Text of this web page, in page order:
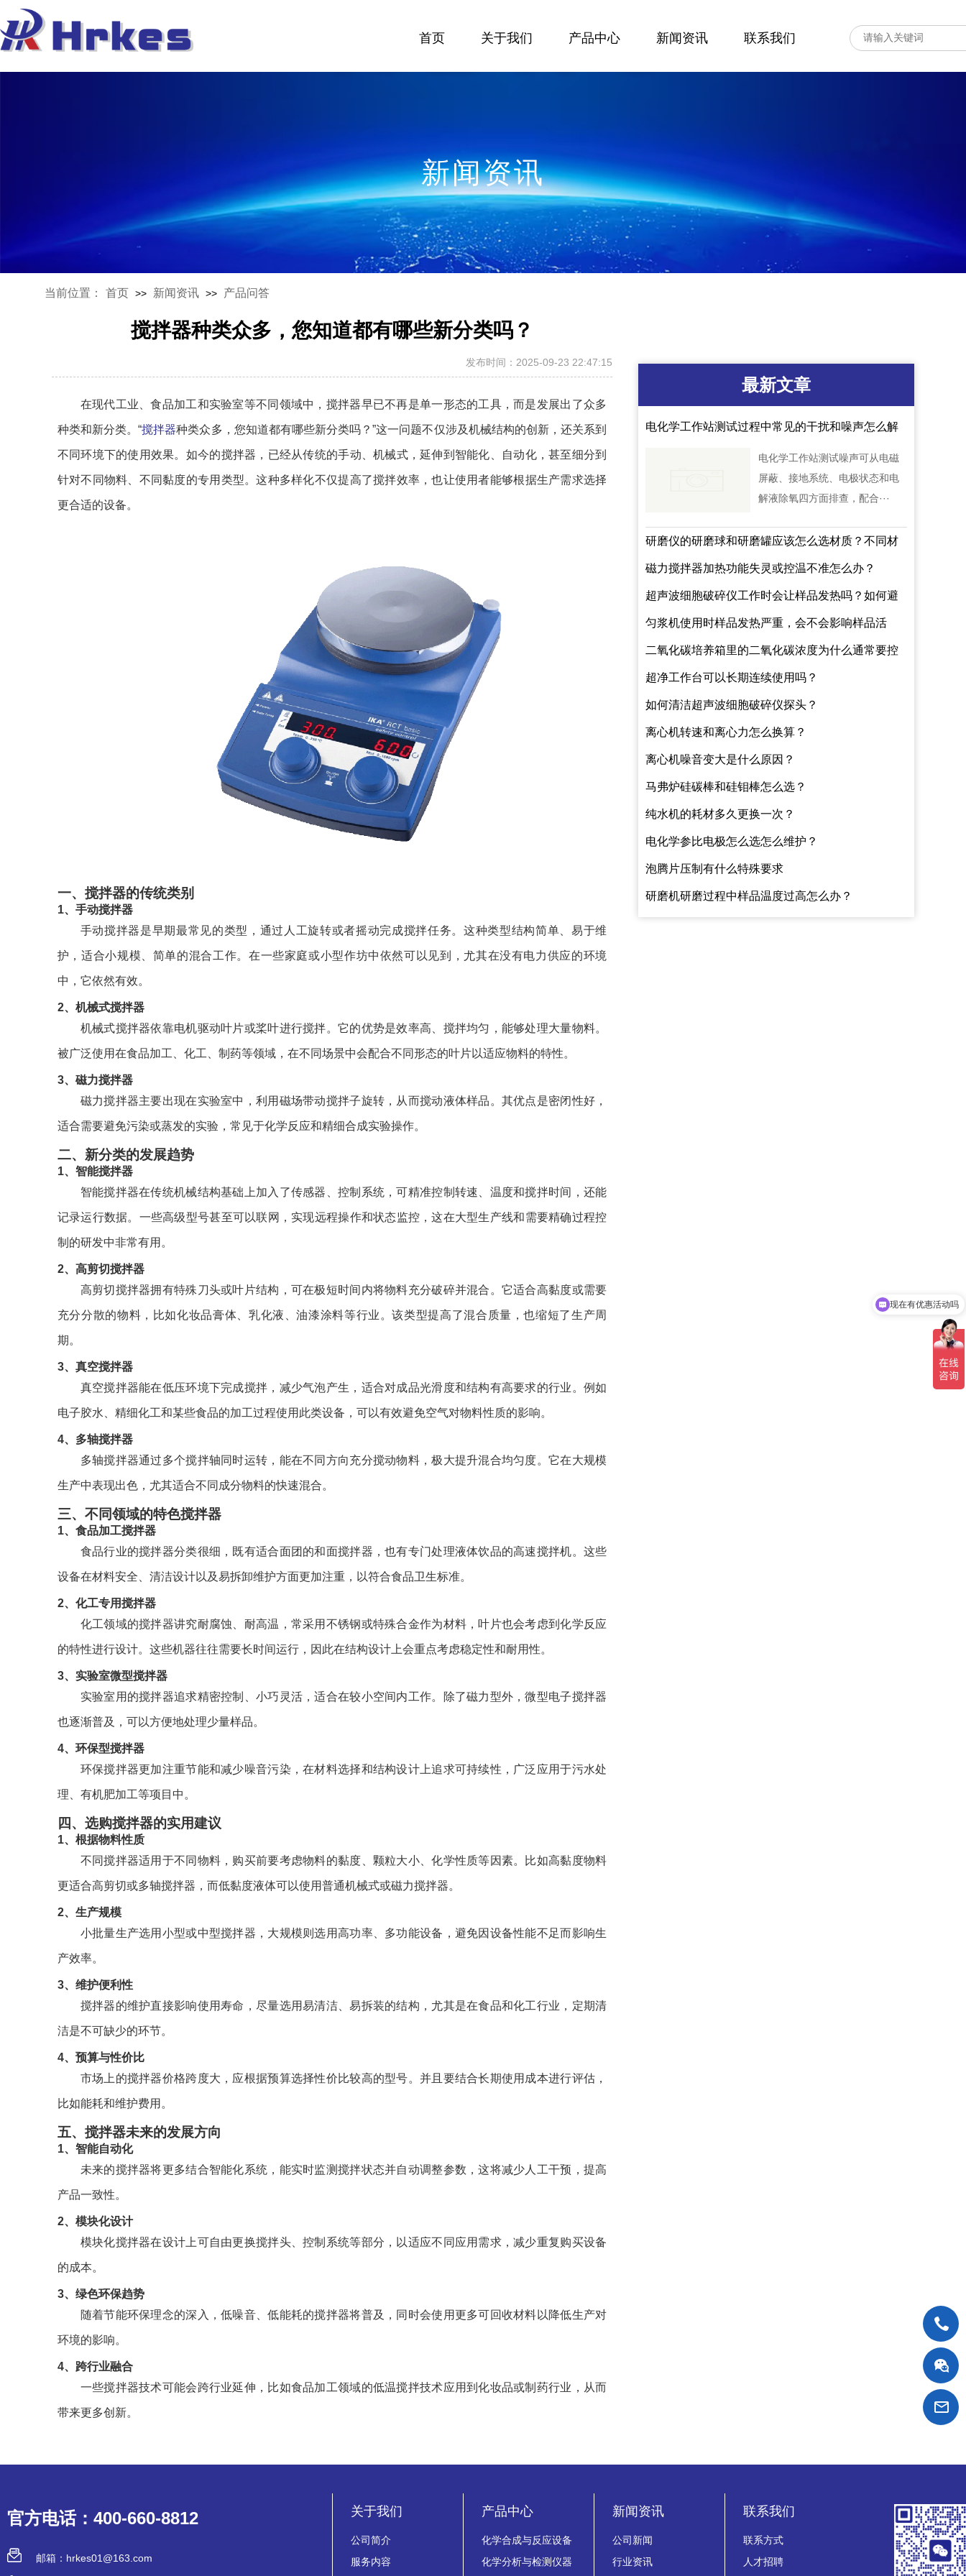
首页 关于我们 产品中心 新闻资讯 联系我们
新闻资讯
当前位置： 首页 >> 新闻资讯 >> 产品问答
搅拌器种类众多，您知道都有哪些新分类吗？
发布时间：2025-09-23 22:47:15
在现代工业、食品加工和实验室等不同领域中，搅拌器早已不再是单一形态的工具，而是发展出了众多
种类和新分类。“搅拌器种类众多，您知道都有哪些新分类吗？”这一问题不仅涉及机械结构的创新，还关系到
不同环境下的使用效果。如今的搅拌器，已经从传统的手动、机械式，延伸到智能化、自动化，甚至细分到
针对不同物料、不同黏度的专用类型。这种多样化不仅提高了搅拌效率，也让使用者能够根据生产需求选择
更合适的设备。
一、搅拌器的传统类别
1、手动搅拌器
手动搅拌器是早期最常见的类型，通过人工旋转或者摇动完成搅拌任务。这种类型结构简单、易于维
护，适合小规模、简单的混合工作。在一些家庭或小型作坊中依然可以见到，尤其在没有电力供应的环境
中，它依然有效。
2、机械式搅拌器
机械式搅拌器依靠电机驱动叶片或桨叶进行搅拌。它的优势是效率高、搅拌均匀，能够处理大量物料。
被广泛使用在食品加工、化工、制药等领域，在不同场景中会配合不同形态的叶片以适应物料的特性。
3、磁力搅拌器
磁力搅拌器主要出现在实验室中，利用磁场带动搅拌子旋转，从而搅动液体样品。其优点是密闭性好，
适合需要避免污染或蒸发的实验，常见于化学反应和精细合成实验操作。
二、新分类的发展趋势
1、智能搅拌器
智能搅拌器在传统机械结构基础上加入了传感器、控制系统，可精准控制转速、温度和搅拌时间，还能
记录运行数据。一些高级型号甚至可以联网，实现远程操作和状态监控，这在大型生产线和需要精确过程控
制的研发中非常有用。
2、高剪切搅拌器
高剪切搅拌器拥有特殊刀头或叶片结构，可在极短时间内将物料充分破碎并混合。它适合高黏度或需要
充分分散的物料，比如化妆品膏体、乳化液、油漆涂料等行业。该类型提高了混合质量，也缩短了生产周
期。
3、真空搅拌器
真空搅拌器能在低压环境下完成搅拌，减少气泡产生，适合对成品光滑度和结构有高要求的行业。例如
电子胶水、精细化工和某些食品的加工过程使用此类设备，可以有效避免空气对物料性质的影响。
4、多轴搅拌器
多轴搅拌器通过多个搅拌轴同时运转，能在不同方向充分搅动物料，极大提升混合均匀度。它在大规模
生产中表现出色，尤其适合不同成分物料的快速混合。
三、不同领域的特色搅拌器
1、食品加工搅拌器
食品行业的搅拌器分类很细，既有适合面团的和面搅拌器，也有专门处理液体饮品的高速搅拌机。这些
设备在材料安全、清洁设计以及易拆卸维护方面更加注重，以符合食品卫生标准。
2、化工专用搅拌器
化工领域的搅拌器讲究耐腐蚀、耐高温，常采用不锈钢或特殊合金作为材料，叶片也会考虑到化学反应
的特性进行设计。这些机器往往需要长时间运行，因此在结构设计上会重点考虑稳定性和耐用性。
3、实验室微型搅拌器
实验室用的搅拌器追求精密控制、小巧灵活，适合在较小空间内工作。除了磁力型外，微型电子搅拌器
也逐渐普及，可以方便地处理少量样品。
4、环保型搅拌器
环保搅拌器更加注重节能和减少噪音污染，在材料选择和结构设计上追求可持续性，广泛应用于污水处
理、有机肥加工等项目中。
四、选购搅拌器的实用建议
1、根据物料性质
不同搅拌器适用于不同物料，购买前要考虑物料的黏度、颗粒大小、化学性质等因素。比如高黏度物料
更适合高剪切或多轴搅拌器，而低黏度液体可以使用普通机械式或磁力搅拌器。
2、生产规模
小批量生产选用小型或中型搅拌器，大规模则选用高功率、多功能设备，避免因设备性能不足而影响生
产效率。
3、维护便利性
搅拌器的维护直接影响使用寿命，尽量选用易清洁、易拆装的结构，尤其是在食品和化工行业，定期清
洁是不可缺少的环节。
4、预算与性价比
市场上的搅拌器价格跨度大，应根据预算选择性价比较高的型号。并且要结合长期使用成本进行评估，
比如能耗和维护费用。
五、搅拌器未来的发展方向
1、智能自动化
未来的搅拌器将更多结合智能化系统，能实时监测搅拌状态并自动调整参数，这将减少人工干预，提高
产品一致性。
2、模块化设计
模块化搅拌器在设计上可自由更换搅拌头、控制系统等部分，以适应不同应用需求，减少重复购买设备
的成本。
3、绿色环保趋势
随着节能环保理念的深入，低噪音、低能耗的搅拌器将普及，同时会使用更多可回收材料以降低生产对
环境的影响。
4、跨行业融合
一些搅拌器技术可能会跨行业延伸，比如食品加工领域的低温搅拌技术应用到化妆品或制药行业，从而
带来更多创新。
最新文章
电化学工作站测试过程中常见的干扰和噪声怎么解
电化学工作站测试噪声可从电磁
屏蔽、接地系统、电极状态和电
解液除氧四方面排查，配合···
研磨仪的研磨球和研磨罐应该怎么选材质？不同材
质会不会影响样品检测结果？
磁力搅拌器加热功能失灵或控温不准怎么办？
超声波细胞破碎仪工作时会让样品发热吗？如何避
免蛋白失活？
匀浆机使用时样品发热严重，会不会影响样品活
性？该如何避免？
二氧化碳培养箱里的二氧化碳浓度为什么通常要控
制在百分之五左右？
超净工作台可以长期连续使用吗？
如何清洁超声波细胞破碎仪探头？
离心机转速和离心力怎么换算？
离心机噪音变大是什么原因？
马弗炉硅碳棒和硅钼棒怎么选？
纯水机的耗材多久更换一次？
电化学参比电极怎么选怎么维护？
泡腾片压制有什么特殊要求
研磨机研磨过程中样品温度过高怎么办？
官方电话：400-660-8812
邮箱：hrkes01@163.com
关于我们
公司简介
服务内容
产品中心
化学合成与反应设备
化学分析与检测仪器
新闻资讯
公司新闻
行业资讯
联系我们
联系方式
人才招聘
可以介绍下你们的产品么